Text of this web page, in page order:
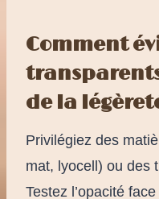
Comment
de la
Privilégiez des
mat, lyocell) ou des
Testez l’opacité